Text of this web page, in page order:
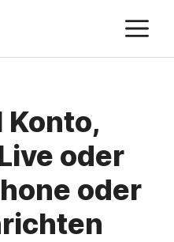
Konto,
oder
oder